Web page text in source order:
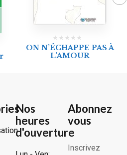
ON N’ÉCHAPPE PAS À
L’AMOUR
Nos
heures
d'ouverture
Abonnez
vous
Inscrivez